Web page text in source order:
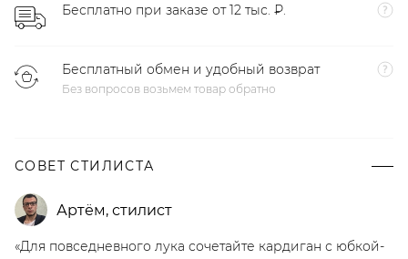
Бесплатно при заказе от 12 тыс. ₽.
Бесплатный обмен и удобный возврат
Без вопросов возьмем товар обратно
СОВЕТ СТИЛИСТА
Артём, стилист
«Для повседневного лука сочетайте кардиган с юбкой-